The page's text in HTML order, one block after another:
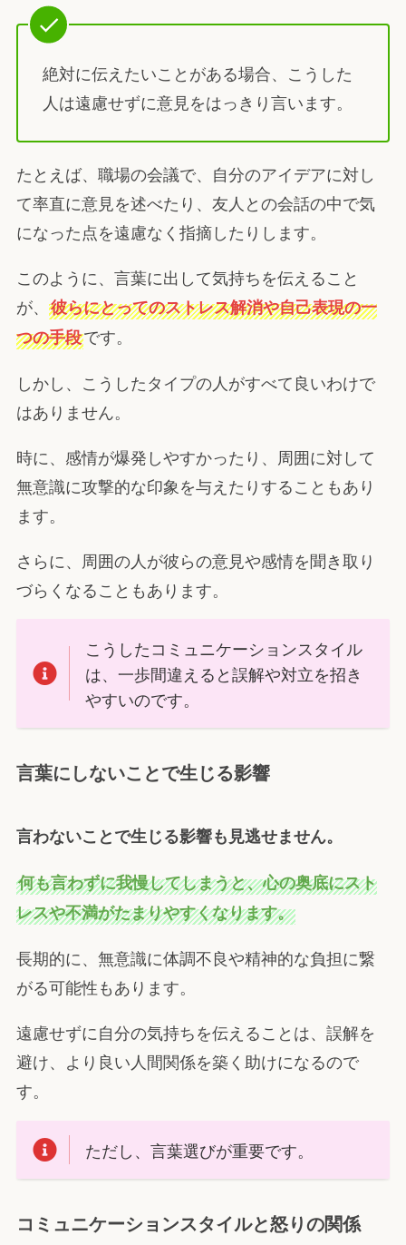
絶対に伝えたいことがある場合、こうした
人は遠慮せずに意見をはっきり言います。
たとえば、職場の会議で、自分のアイデアに対し
て率直に意見を述べたり、友人との会話の中で気
になった点を遠慮なく指摘したりします。
このように、言葉に出して気持ちを伝えること
が、 彼らにとってのストレス解消や自己表現の一
つの手段です。
しかし、こうしたタイプの人がすべて良いわけで
はありません。
時に、感情が爆発しやすかったり、周囲に対して
無意識に攻撃的な印象を与えたりすることもあり
ます。
さらに、周囲の人が彼らの意見や感情を聞き取り
づらくなることもあります。
こうしたコミュニケーションスタイル
は、一歩間違えると誤解や対立を招き
やすいのです。
言葉にしないことで生じる影響
言わないことで生じる影響も見逃せません。
何も言わずに我慢してしまうと、心の奥底にスト
レスや不満がたまりやすくなります。
長期的に、無意識に体調不良や精神的な負担に繋
がる可能性もあります。
遠慮せずに自分の気持ちを伝えることは、誤解を
避け、より良い人間関係を築く助けになるので
す。
ただし、言葉選びが重要です。
コミュニケーションスタイルと怒りの関係